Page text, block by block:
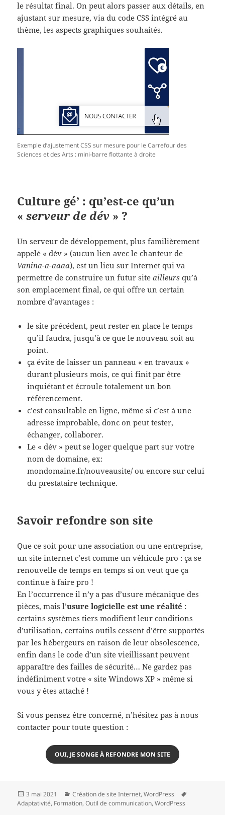
le résultat final. On peut alors passer aux détails, en
ajustant sur mesure, via du code CSS intégré au
thème, les aspects graphiques souhaités.
Exemple d’ajustement CSS sur mesure pour le Carrefour des
Sciences et des Arts : mini-barre flottante à droite
Culture gé’ : qu’est-ce qu’un
«serveur de dév » ?
Un serveur de développement, plus familièrement
appelé « dév » (aucun lien avec le chanteur de
Vanina-a-aaaa), est un lieu sur Internet qui va
permettre de construire un futur siteailleurs qu’à
son emplacement final, ce qui offre un certain
nombre d’avantages :
le site précédent, peut rester en place le temps
qu’il faudra, jusqu’à ce que le nouveau soit au
point.
ça évite de laisser un panneau « en travaux »
durant plusieurs mois, ce qui finit par être
inquiétant et écroule totalement un bon
référencement.
c’est consultable en ligne, même si c’est à une
adresse improbable, donc on peut tester,
échanger, collaborer.
Le « dév » peut se loger quelque part sur votre
nom de domaine, ex:
mondomaine.fr/nouveausite/ ou encore sur celui
du prestataire technique.
Savoir refondre son site
Que ce soit pour une association ou une entreprise,
un site internet c’est comme un véhicule pro : ça se
renouvelle de temps en temps si on veut que ça
continue à faire pro !
En l’occurrence il n’y a pas d’usure mécanique des
pièces, mais l’usure logicielle est une réalité :
certains systèmes tiers modifient leur conditions
d’utilisation, certains outils cessent d’être supportés
par les hébergeurs en raison de leur obsolescence,
enfin dans le code d’un site vieillissant peuvent
apparaître des failles de sécurité… Ne gardez pas
indéfiniment votre « site Windows XP » même si
vous y êtes attaché !
Si vous pensez être concerné, n’hésitez pas à nous
contacter pour toute question :
OUI, JE SONGE À REFONDRE MON SITE
Publié
le
3 mai 2021 Catégories
Création de site Internet,WordPress
Adaptativité, Formation,Outil de communication,WordPress